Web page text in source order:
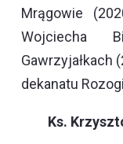
Mrągowie
Wojciecha
Gawrzyjałkach
dekanatu
Ks.